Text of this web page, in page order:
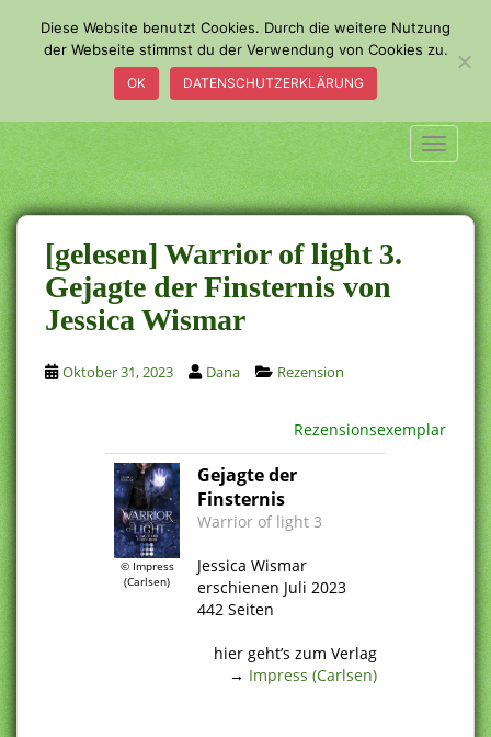
o
m
a
i
n
c
o
n
t
e
n
t
[gelesen] Warrior of light 3.
Gejagte der Finsternis von
Jessica Wismar
Oktober 31, 2023 Dana Rezension
Rezensionsexemplar
© Impress
(Carlsen)
Gejagte der
Finsternis
Warrior of light 3
Jessica Wismar
erschienen Juli 2023
442 Seiten
hier geht’s zum Verlag
→ Impress (Carlsen)
Diese Website benutzt Cookies. Durch die weitere Nutzung
der Webseite stimmst du der Verwendung von Cookies zu.
OK DATENSCHUTZERKLÄRUNG